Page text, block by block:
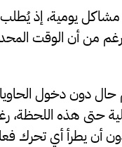
مشاكل يومية، إذ يُطلب
من أن الوقت
حال دون دخول
حتى هذه اللحظة،
دون أن يطرأ أي تحرك